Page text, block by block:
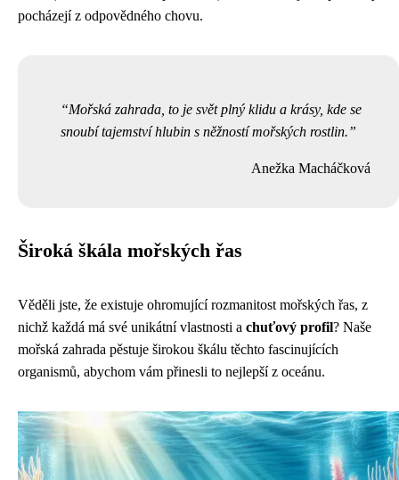
pocházejí z odpovědného chovu.
Mořská zahrada, to je svět plný klidu a krásy, kde se
snoubí tajemství hlubin s něžností mořských rostlin.
Anežka Macháčková
Široká škála mořských řas
Věděli jste, že existuje ohromující rozmanitost mořských řas, z
nichž každá má své unikátní vlastnosti a chuťový profil? Naše
mořská zahrada pěstuje širokou škálu těchto fascinujících
organismů, abychom vám přinesli to nejlepší z oceánu.